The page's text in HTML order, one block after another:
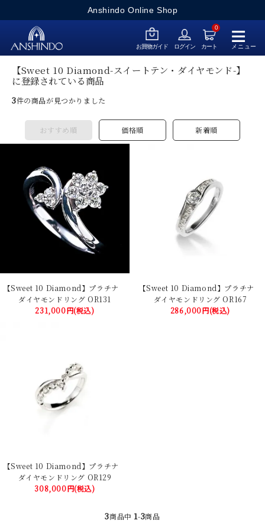
Anshindo Online Shop
≡
メニュー
お買物ガイド ログイン
0
カート
【Sweet 10 Diamond-スイートテン・ダイヤモンド-】
に登録されている商品
3件の商品が見つかりました
おすすめ順 価格順 新着順
【Sweet 10 Diamond】プラチナ
ダイヤモンドリング OR131
231,000円(税込)
【Sweet 10 Diamond】プラチナ
ダイヤモンドリング OR167
286,000円(税込)
【Sweet 10 Diamond】プラチナ
ダイヤモンドリング OR129
308,000円(税込)
3商品中 1-3商品